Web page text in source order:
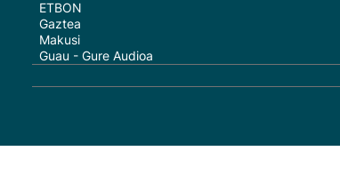
ETBON
Gaztea
Makusi
Guau - Gure Audioa